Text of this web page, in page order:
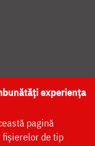
NAȚIONALĂ
experiența
pagină
de tip